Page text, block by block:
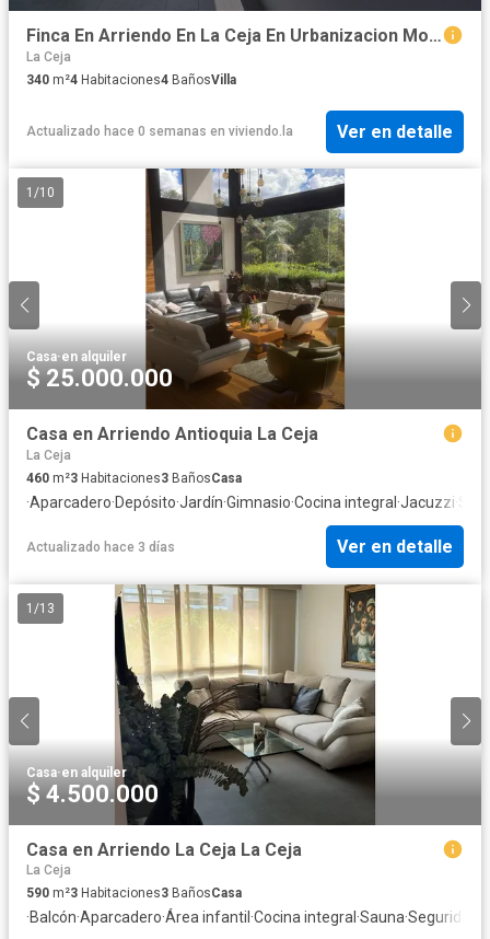
Finca En Arriendo En La Ceja En Urbanizacion Monte Carlo A386854
La Ceja
340 m²4 Habitaciones4 BañosVilla
Actualizado hace 0 semanas en viviendo.la Ver en detalle
1 /10
Casa·en alquiler
$ 25.000.000
Casa en Arriendo Antioquia La Ceja
La Ceja
460 m²3 Habitaciones3 BañosCasa
·Aparcadero·Depósito·Jardín·Gimnasio·Cocina integral ·Jacuzzi·
Actualizado hace 3 días Ver en detalle
1 /13
Casa·en alquiler
$ 4.500.000
Casa en Arriendo La Ceja La Ceja
La Ceja
590 m²3 Habitaciones3 BañosCasa
·Balcón·Aparcadero·Área infantil ·Cocina integral ·Sauna·Seguridad